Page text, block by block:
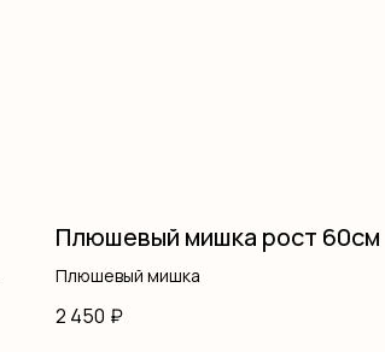
Плюшевый мишка рост 60см
Плюшевый мишка
2 450 ₽